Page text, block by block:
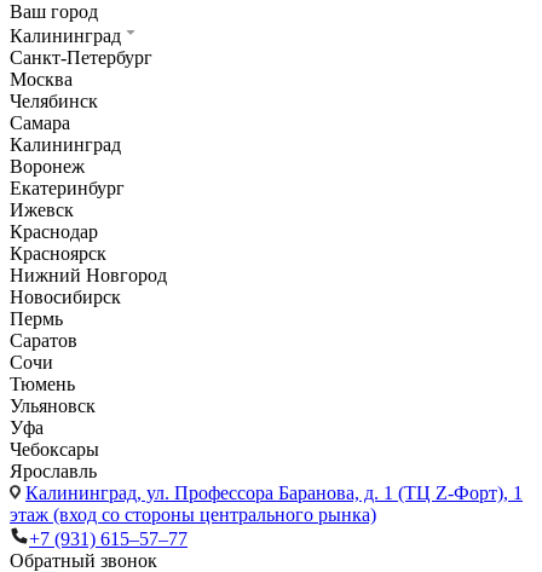
Ваш город
Калининград
Санкт-Петербург
Москва
Челябинск
Самара
Калининград
Воронеж
Екатеринбург
Ижевск
Краснодар
Красноярск
Нижний Новгород
Новосибирск
Пермь
Саратов
Сочи
Тюмень
Ульяновск
Уфа
Чебоксары
Ярославль
Калининград, ул. Профессора Баранова, д. 1 (ТЦ Z-Форт), 1
этаж (вход со стороны центрального рынка)
+7 (931) 615‒57‒77
Обратный звонок